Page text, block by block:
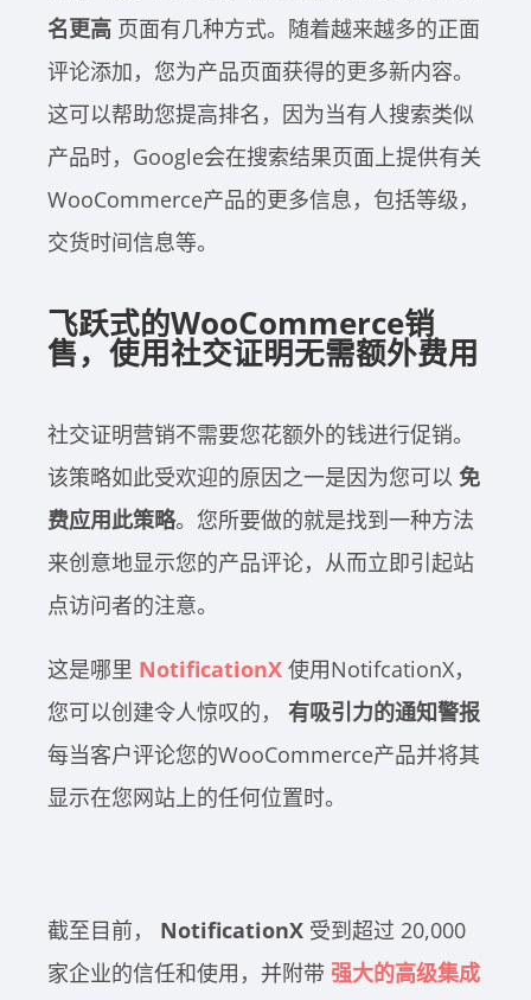
名更高 页面有几种方式。随着越来越多的正面
评论添加，您为产品页面获得的更多新内容。
这可以帮助您提高排名，因为当有人搜索类似
产品时，Google会在搜索结果页面上提供有关
WooCommerce产品的更多信息，包括等级，
交货时间信息等。
飞跃式的WooCommerce销
售，使用社交证明无需额外费用
社交证明营销不需要您花额外的钱进行促销。
该策略如此受欢迎的原因之一是因为您可以 免
费应用此策略。您所要做的就是找到一种方法
来创意地显示您的产品评论，从而立即引起站
点访问者的注意。
这是哪里 NotificationX 使用NotifcationX，
您可以创建令人惊叹的， 有吸引力的通知警报
每当客户评论您的WooCommerce产品并将其
显示在您网站上的任何位置时。
截至目前， NotificationX 受到超过 20,000
家企业的信任和使用，并附带 强大的高级集成